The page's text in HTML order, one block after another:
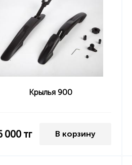
Крылья 900
000 тг В корзину